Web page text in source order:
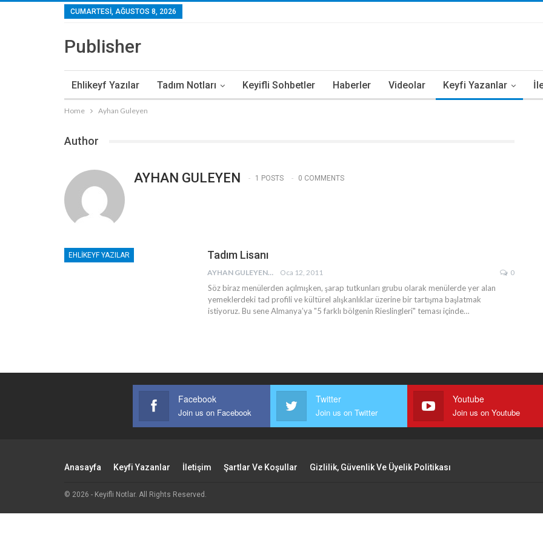
CUMARTESI, AĞUSTOS 8, 2026
Publisher
Ehlikeyf Yazılar Tadım Notları Keyifli Sohbetler Haberler Videolar Keyfi Yazanlar
Home Ayhan Guleyen
Author
AYHAN GULEYEN 1 POSTS 0 COMMENTS
EHLIKEYF YAZILAR Tadım Lisanı
AYHAN GULEYEN Oca 12, 2011 0
Söz biraz menülerden açılmışken, şarap tutkunları grubu olarak menülerde yer alan
yemeklerdeki tad profili ve kültürel alışkanlıklar üzerine bir tartışma başlatmak
istiyoruz. Bu sene Almanya’ya "5 farklı bölgenin Rieslingleri" teması içinde…
Facebook
Join us on Facebook
Twitter
Join us on Twitter
Youtube
Join us on Youtube
Anasayfa Keyfi Yazanlar İletişim Şartlar Ve Koşullar Gizlilik, Güvenlik Ve Üyelik Politikası
© 2026 - Keyifli Notlar. All Rights Reserved.